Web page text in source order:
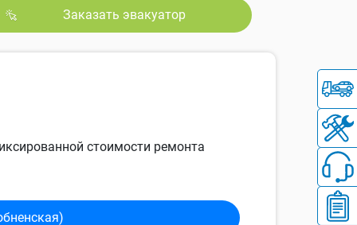
Заказать эвакуатор
стоимости ремонта